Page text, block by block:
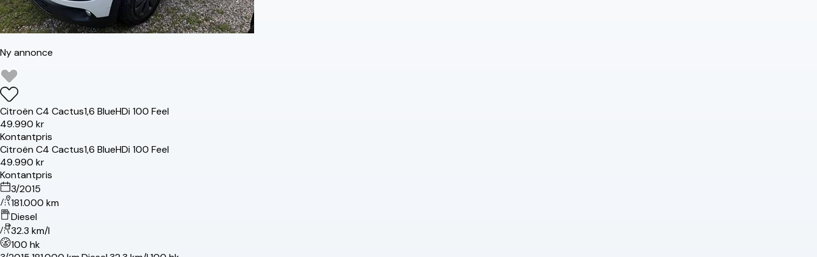
Ny annonce
CitroënC4 Cactus1,6 BlueHDi 100 Feel
49.990 kr
Kontantpris
CitroënC4 Cactus1,6 BlueHDi 100 Feel
49.990 kr
Kontantpris
3/2015
181.000 km
Diesel
32.3 km/l
100 hk